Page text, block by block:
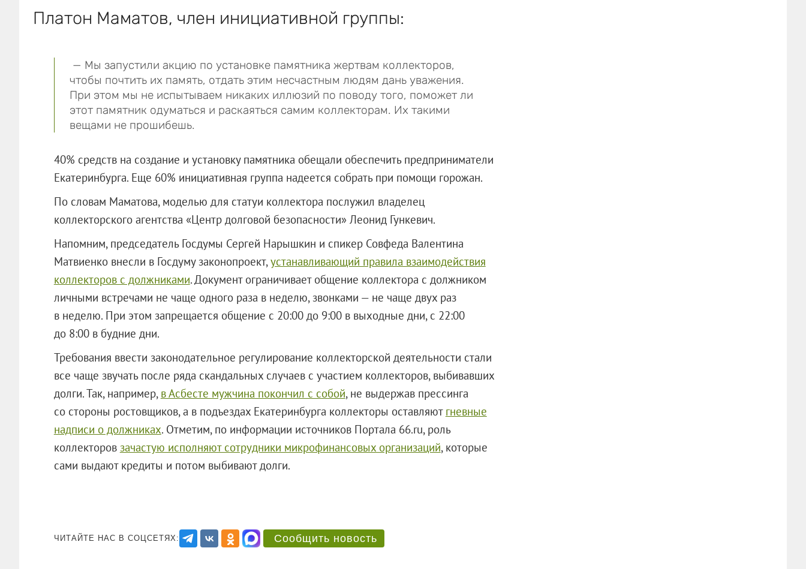
Платон Маматов, член инициативной группы:
— Мы запустили акцию по установке памятника жертвам коллекторов,
чтобы почтить их память, отдать этим несчастным людям дань уважения.
При этом мы не испытываем никаких иллюзий по поводу того, поможет ли
этот памятник одуматься и раскаяться самим коллекторам. Их такими
вещами не прошибешь.
40% средств на создание и установку памятника обещали обеспечить предприниматели
Екатеринбурга. Еще 60% инициативная группа надеется собрать при помощи горожан.
По словам Маматова, моделью для статуи коллектора послужил владелец
коллекторского агентства «Центр долговой безопасности» Леонид Гункевич.
Напомним, председатель Госдумы Сергей Нарышкин и спикер Совфеда Валентина
Матвиенко внесли в Госдуму законопроект, устанавливающий правила взаимодействия
коллекторов с должниками. Документ ограничивает общение коллектора с должником
личными встречами не чаще одного раза в неделю, звонками — не чаще двух раз
в неделю. При этом запрещается общение с 20:00 до 9:00 в выходные дни, с 22:00
до 8:00 в будние дни.
Требования ввести законодательное регулирование коллекторской деятельности стали
все чаще звучать после ряда скандальных случаев с участием коллекторов, выбивавших
долги. Так, например, в Асбесте мужчина покончил с собой, не выдержав прессинга
со стороны ростовщиков, а в подъездах Екатеринбурга коллекторы оставляют гневные
надписи о должниках. Отметим, по информации источников Портала 66.ru, роль
коллекторов зачастую исполняют сотрудники микрофинансовых организаций, которые
сами выдают кредиты и потом выбивают долги.
ЧИТАЙТЕ НАС В СОЦСЕТЯХ: Сообщить новость